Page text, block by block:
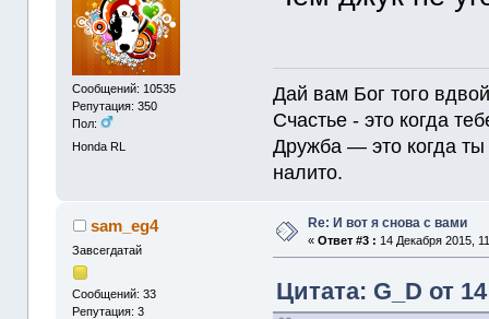
Сообщений: 10535
Репутация: 350
Пол:
Honda RL
Дай вам Бог того
Счастье - это когда
Дружба — это когда ты
налито.
sam_eg4
Завсегдатай
Сообщений: 33
Репутация: 3
Re: И вот я снова с вами
«Ответ #3 : 14 Декабря 2015,
Цитата: G_D от